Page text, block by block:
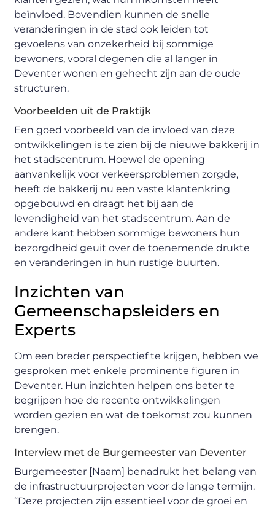
beïnvloed. Bovendien kunnen de snelle
veranderingen in de stad ook leiden tot
gevoelens van onzekerheid bij sommige
bewoners, vooral degenen die al langer in
Deventer wonen en gehecht zijn aan de oude
structuren.
Voorbeelden uit de Praktijk
Een goed voorbeeld van de invloed van deze
ontwikkelingen is te zien bij de nieuwe bakkerij in
het stadscentrum. Hoewel de opening
aanvankelijk voor verkeersproblemen zorgde,
heeft de bakkerij nu een vaste klantenkring
opgebouwd en draagt het bij aan de
levendigheid van het stadscentrum. Aan de
andere kant hebben sommige bewoners hun
bezorgdheid geuit over de toenemende drukte
en veranderingen in hun rustige buurten.
Inzichten van
Gemeenschapsleiders en
Experts
Om een breder perspectief te krijgen, hebben we
gesproken met enkele prominente figuren in
Deventer. Hun inzichten helpen ons beter te
begrijpen hoe de recente ontwikkelingen
worden gezien en wat de toekomst zou kunnen
brengen.
Interview met de Burgemeester van Deventer
Burgemeester [Naam] benadrukt het belang van
de infrastructuurprojecten voor de lange termijn.
“Deze projecten zijn essentieel voor de groei en